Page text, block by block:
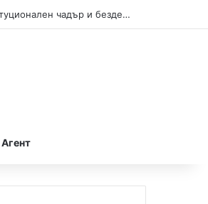
Кой прикрива нарушенията при туристическите влакчета в Бургас? Сигнал поставя въпроси за институционален чадър и бездействие на контролните органи.
Агент